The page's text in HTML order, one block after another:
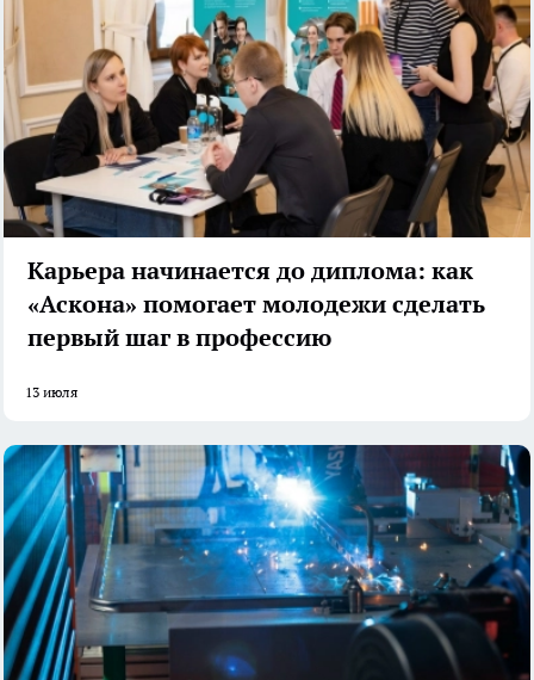
Карьера начинается до диплома: как
«Аскона» помогает молодежи сделать
первый шаг в профессию
13 июля